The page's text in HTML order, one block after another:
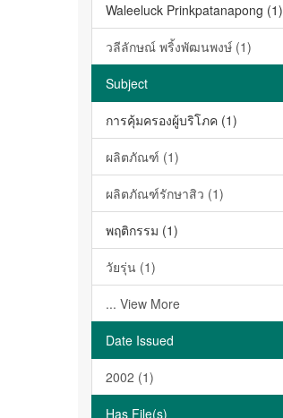
Waleeluck Prinkpatanapong (1)
วลีลักษณ์ พริ้งพัฒนพงษ์ (1)
Subject
การคุ้มครองผู้บริโภค (1)
ผลิตภัณฑ์ (1)
ผลิตภัณฑ์รักษาสิว (1)
พฤติกรรม (1)
วัยรุ่น (1)
... View More
Date Issued
2002 (1)
Has File(s)